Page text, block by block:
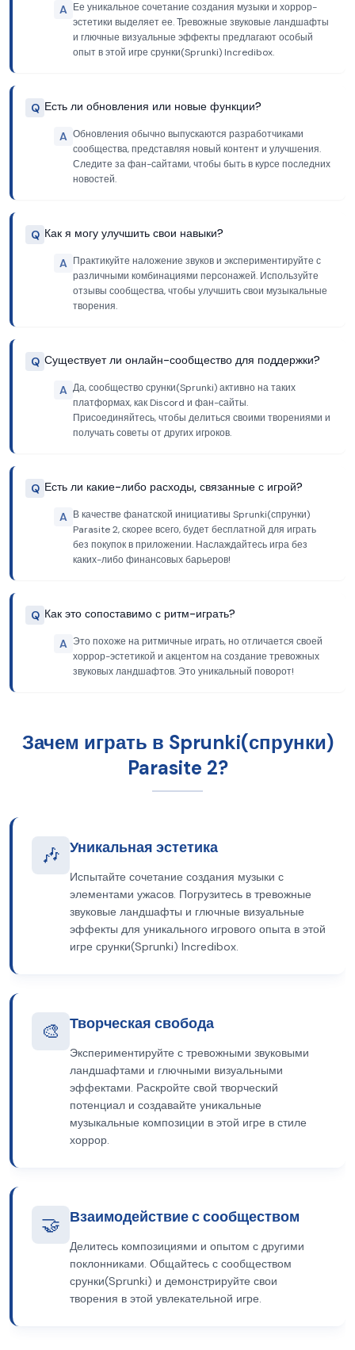
A Ее уникальное сочетание создания музыки и хоррор-
эстетики выделяет ее. Тревожные звуковые ландшафты
и глючные визуальные эффекты предлагают особый
опыт в этой игре срунки(Sprunki) Incredibox.
Q Есть ли обновления или новые функции?
A Обновления обычно выпускаются разработчиками
сообщества, представляя новый контент и улучшения.
Следите за фан-сайтами, чтобы быть в курсе последних
новостей.
Q Как я могу улучшить свои навыки?
A Практикуйте наложение звуков и экспериментируйте с
различными комбинациями персонажей. Используйте
отзывы сообщества, чтобы улучшить свои музыкальные
творения.
Q Существует ли онлайн-сообщество для поддержки?
A Да, сообщество срунки(Sprunki) активно на таких
платформах, как Discord и фан-сайты.
Присоединяйтесь, чтобы делиться своими творениями и
получать советы от других игроков.
Q Есть ли какие-либо расходы, связанные с игрой?
A В качестве фанатской инициативы Sprunki(спрунки)
Parasite 2, скорее всего, будет бесплатной для играть
без покупок в приложении. Наслаждайтесь игра без
каких-либо финансовых барьеров!
Q Как это сопоставимо с ритм-играть?
A Это похоже на ритмичные играть, но отличается своей
хоррор-эстетикой и акцентом на создание тревожных
звуковых ландшафтов. Это уникальный поворот!
Зачем играть в Sprunki(спрунки)
Parasite 2?
🎶 Уникальная эстетика
Испытайте сочетание создания музыки с
элементами ужасов. Погрузитесь в тревожные
звуковые ландшафты и глючные визуальные
эффекты для уникального игрового опыта в этой
игре срунки(Sprunki) Incredibox.
🎨 Творческая свобода
Экспериментируйте с тревожными звуковыми
ландшафтами и глючными визуальными
эффектами. Раскройте свой творческий
потенциал и создавайте уникальные
музыкальные композиции в этой игре в стиле
хоррор.
🤝 Взаимодействие с сообществом
Делитесь композициями и опытом с другими
поклонниками. Общайтесь с сообществом
срунки(Sprunki) и демонстрируйте свои
творения в этой увлекательной игре.